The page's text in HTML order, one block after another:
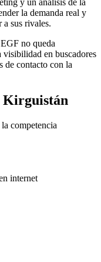
la demanda real y
a sus rivales.
no queda
visibilidad en buscadores
de contacto con la
Kirguistán
competencia
internet